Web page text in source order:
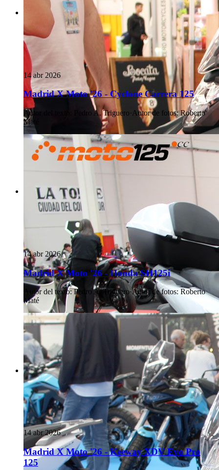
14 abr 2026
Madrid X Moto '26 - Cyclone Carrera 125
Autor del texto Pedro A. Triguero· Autor de fotos: Roberto
Maté
14 abr 2026
Madrid X Moto '26 - Honda SH125i
Autor del texto: Pedro A. Triguero·Autor de fotos: Roberto
Maté
14 abr 2026
Madrid X Moto '26 - Keeway XDV Evo Pro
125